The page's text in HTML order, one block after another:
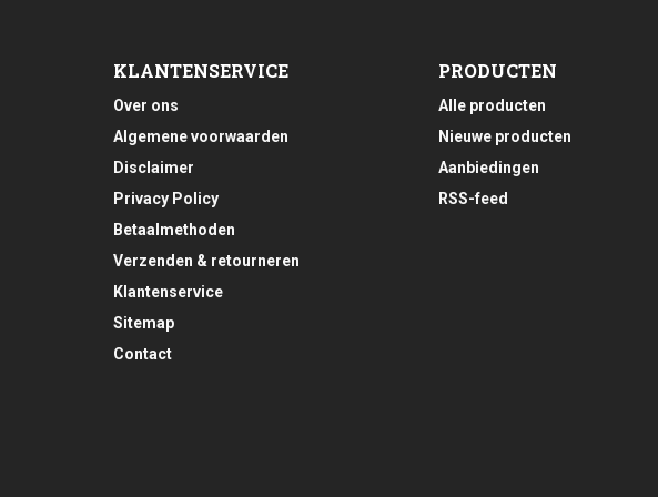
KLANTENSERVICE
Over ons
Algemene voorwaarden
Disclaimer
Privacy Policy
Betaalmethoden
Verzenden & retourneren
Klantenservice
Sitemap
Contact
PRODUCTEN
Alle producten
Nieuwe producten
Aanbiedingen
RSS-feed